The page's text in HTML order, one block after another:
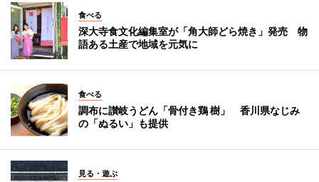
食べる
深大寺食文化編集室が「角大師どら焼き」発売 物
語ある土産で地域を元気に
食べる
調布に讃岐うどん「骨付き鶏 樹」 香川県なじみ
の「ぬるい」も提供
見る・遊ぶ